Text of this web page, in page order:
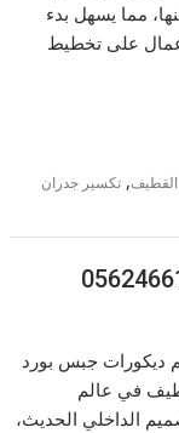
مما يسهل بدء
على تخطيط
القطيف,تكسير جدران
ديكورات جبس بورد
في عالم
الداخلي الحديث،